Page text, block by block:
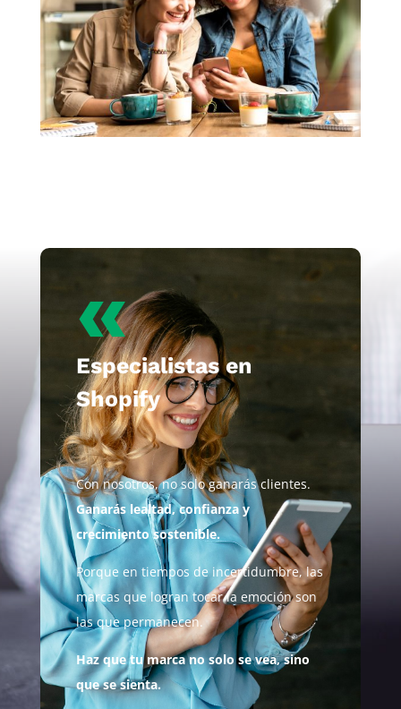
«
Especialistas en
Shopify
Con nosotros, no solo ganarás clientes.
Ganarás lealtad, confianza y
crecimiento sostenible.
Porque en tiempos de incertidumbre, las
marcas que logran tocar la emoción son
las que permanecen.
Haz que tu marca no solo se vea, sino
que se sienta.